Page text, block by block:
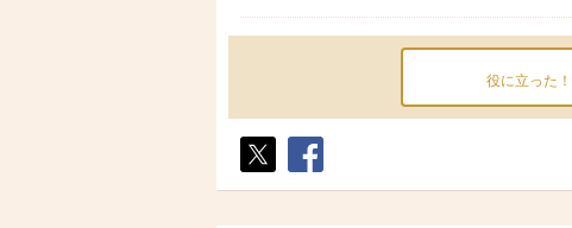
役に立った！
ト
ア